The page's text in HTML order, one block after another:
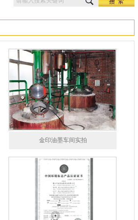
金印油墨车间实拍